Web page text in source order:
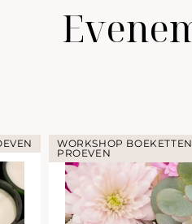
WORKSHOP
PROEVEN